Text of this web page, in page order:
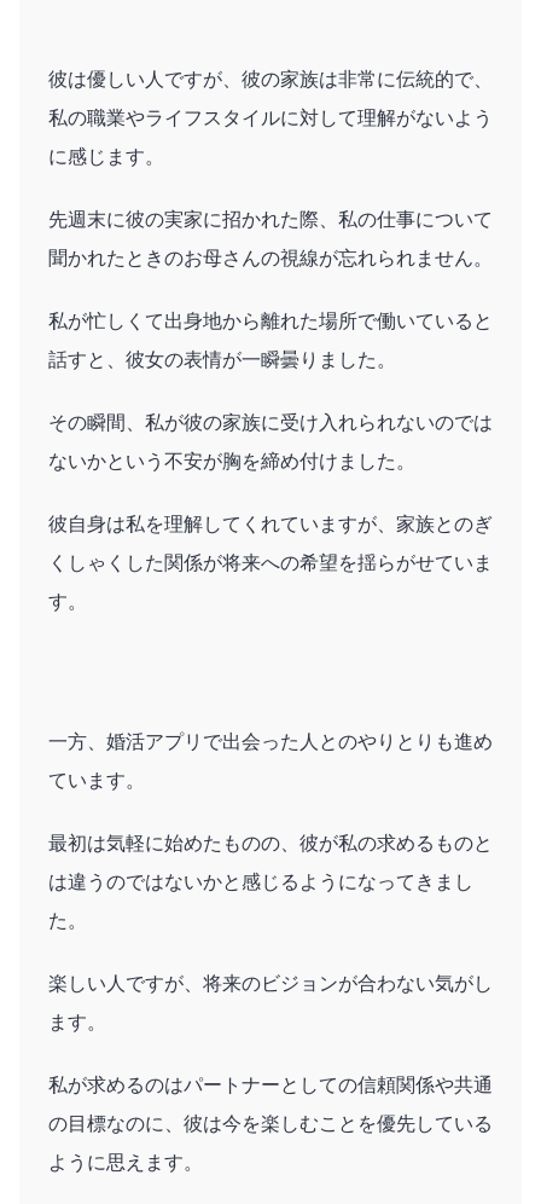
彼は優しい人ですが、彼の家族は非常に伝統的で、
私の職業やライフスタイルに対して理解がないよう
に感じます。
先週末に彼の実家に招かれた際、私の仕事について
聞かれたときのお母さんの視線が忘れられません。
私が忙しくて出身地から離れた場所で働いていると
話すと、彼女の表情が一瞬曇りました。
その瞬間、私が彼の家族に受け入れられないのでは
ないかという不安が胸を締め付けました。
彼自身は私を理解してくれていますが、家族とのぎ
くしゃくした関係が将来への希望を揺らがせていま
す。
一方、婚活アプリで出会った人とのやりとりも進め
ています。
最初は気軽に始めたものの、彼が私の求めるものと
は違うのではないかと感じるようになってきまし
た。
楽しい人ですが、将来のビジョンが合わない気がし
ます。
私が求めるのはパートナーとしての信頼関係や共通
の目標なのに、彼は今を楽しむことを優先している
ように思えます。